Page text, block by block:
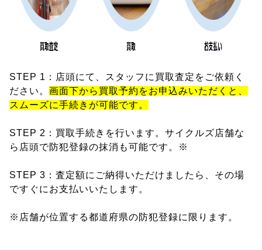
STEP 1：店頭にて、スタッフに買取査定をご依頼く
ださい。 画面下から買取予約をお申込みいただくと、
スムーズに手続きが可能です。
STEP 2：買取手続きを行います。サイクルズ店舗な
ら店頭で防犯登録の抹消も可能です。※
STEP 3：査定額にご納得いただけましたら、その場
ですぐにお支払いいたします。
※店舗が位置する都道府県の防犯登録に限ります。